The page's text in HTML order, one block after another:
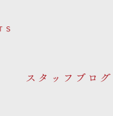
Contents